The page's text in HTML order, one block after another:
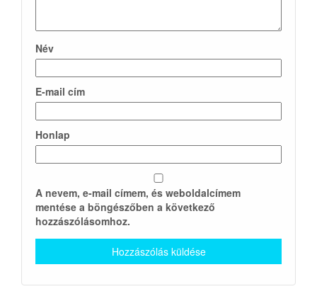
Név
E-mail cím
Honlap
A nevem, e-mail címem, és weboldalcímem
mentése a böngészőben a következő
hozzászólásomhoz.